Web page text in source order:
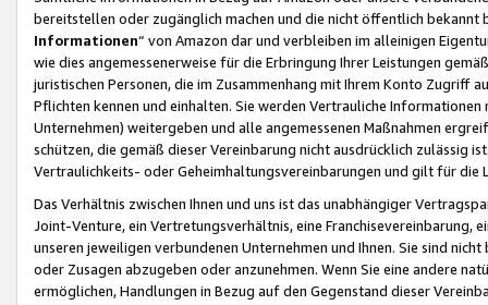
bereitstellen oder zugänglich machen und die nicht öffentlich
Informationen“ von Amazon dar und verbleiben im alleinigen
wie dies angemessenerweise für die Erbringung Ihrer Leistungen
juristischen Personen, die im Zusammenhang mit Ihrem Konto
Pflichten kennen und einhalten. Sie werden Vertrauliche
Unternehmen) weitergeben und alle angemessenen Maßnahmen
schützen, die gemäß dieser Vereinbarung nicht ausdrücklich zulässig
Vertraulichkeits- oder Geheimhaltungsvereinbarungen und gilt für die
Das Verhältnis zwischen Ihnen und uns ist das unabhängiger
Joint-Venture, ein Vertretungsverhältnis, eine Franchisevereinbarung,
unseren jeweiligen verbundenen Unternehmen und Ihnen. Sie sind
oder Zusagen abzugeben oder anzunehmen. Wenn Sie eine andere
ermöglichen, Handlungen in Bezug auf den Gegenstand dieser